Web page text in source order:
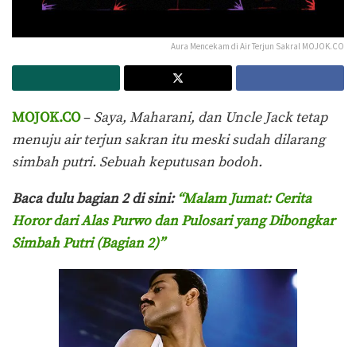
Aura Mencekam di Air Terjun Sakral MOJOK.CO
MOJOK.CO– Saya, Maharani, dan Uncle Jack tetap
menuju air terjun sakran itu meski sudah dilarang
simbah putri. Sebuah keputusan bodoh.
Baca dulu bagian 2 di sini: “Malam Jumat: Cerita
Horor dari Alas Purwo dan Pulosari yang Dibongkar
Simbah Putri (Bagian 2)”